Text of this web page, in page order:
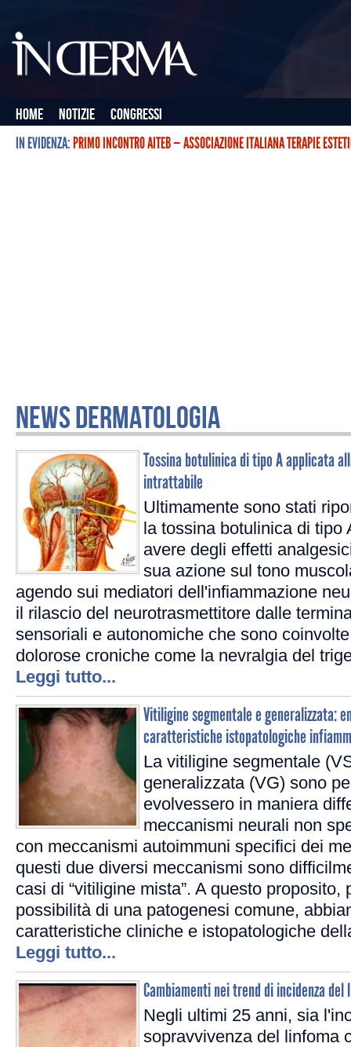
Home Notizie
Congressi
IN EVIDENZA:PRIMO INCONTRO AITEB — ASSOCIAZIONE ITALIANA TERAPIE
NEWS DERMATOLOGIA
Tossina botulinica di tipo A applicata
intrattabile
Ultimamente sono stati
la tossina botulinica di tipo
avere degli effetti
sua azione sul tono
agendo sui mediatori dell'infiammazione
il rilascio del neurotrasmettitore dalle
sensoriali e autonomiche che sono
dolorose croniche come la nevralgia del
Leggi tutto...
Vitiligine segmentale e generalizzata:
caratteristiche istopatologiche
La vitiligine segmentale
generalizzata (VG) sono
evolvessero in maniera
meccanismi neurali non
con meccanismi autoimmuni specifici dei
questi due diversi meccanismi sono
casi di “vitiligine mista”. A questo proposito,
possibilità di una patogenesi comune,
caratteristiche cliniche e istopatologiche
Leggi tutto...
Cambiamenti nei trend di incidenza
Negli ultimi 25 anni, sia
sopravvivenza del linfoma